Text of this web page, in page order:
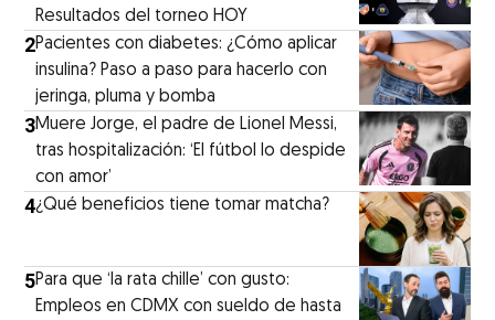
Resultados del torneo HOY
2Pacientes con diabetes: ¿Cómo aplicar
insulina? Paso a paso para hacerlo con
jeringa, pluma y bomba
3Muere Jorge, el padre de Lionel Messi,
tras hospitalización: ‘El fútbol lo despide
con amor’
4¿Qué beneficios tiene tomar matcha?
5Para que ‘la rata chille’ con gusto:
Empleos en CDMX con sueldo de hasta